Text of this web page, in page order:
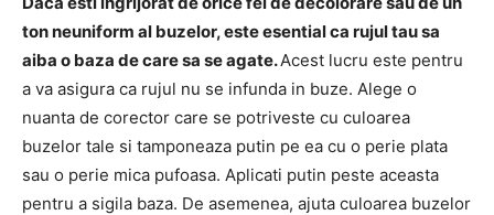
ton neuniform al buzelor, este esential ca rujul tau sa
aiba o baza de care sa se agate.Acest lucru este pentru
a va asigura ca rujul nu se infunda in buze. Alege o
nuanta de corector care se potriveste cu culoarea
buzelor tale si tamponeaza putin pe ea cu o perie plata
sau o perie mica pufoasa. Aplicati putin peste aceasta
pentru a sigila baza. De asemenea, ajuta culoarea buzelor